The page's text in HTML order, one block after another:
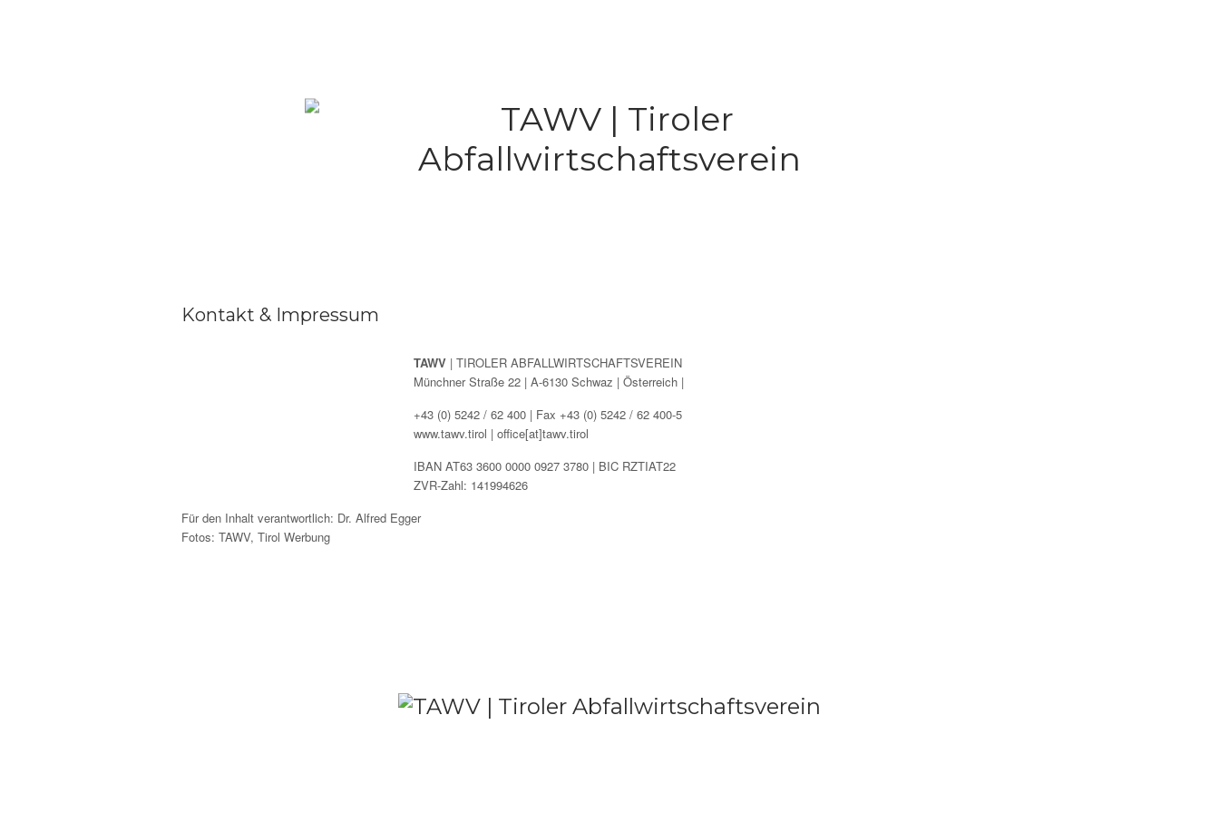
Kontakt & Impressum
TAWV| TIROLER ABFALLWIRTSCHAFTSVEREIN
Münchner Straße 22 | A-6130 Schwaz | Österreich |
+43 (0) 5242 / 62 400 | Fax +43 (0) 5242 / 62 400-5
www.tawv.tirol | office[at]tawv.tirol
IBAN AT63 3600 0000 0927 3780 | BIC RZTIAT22
ZVR-Zahl: 141994626
Für den Inhalt verantwortlich: Dr. Alfred Egger
Fotos: TAWV, Tirol Werbung